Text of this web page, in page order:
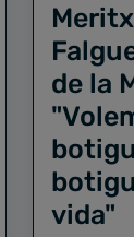
de la
vida"